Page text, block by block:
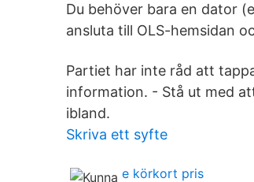
Du behöver bara en dator
ansluta till OLS-hemsidan
Partiet har inte råd att
information. - Stå ut med
ibland.
Skriva ett syfte
e körkort pris